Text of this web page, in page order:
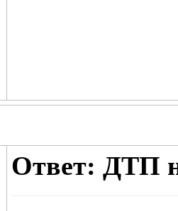
Ответ: ДТП